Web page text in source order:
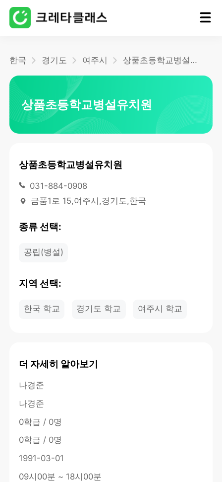
한국 경기도 여주시 상품초등학교병설유치원
상품초등학교병설유치원
상품초등학교병설유치원
031-884-0908
금품1로 15,여주시,경기도,한국
종류 선택:
공립(병설)
지역 선택:
한국 학교 경기도 학교 여주시 학교
더 자세히 알아보기
나경준
나경준
0학급 / 0명
0학급 / 0명
1991-03-01
09시00분 ~ 18시00분